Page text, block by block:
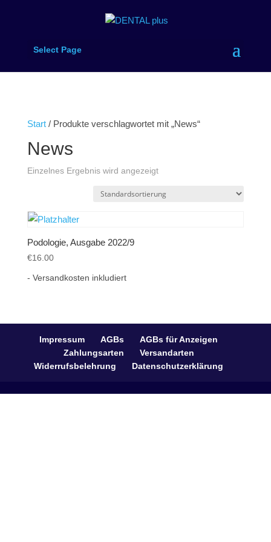
Select Page
Start/ Produkte verschlagwortet mit „News“
News
Einzelnes Ergebnis wird angezeigt
Podologie, Ausgabe 2022/9
€16.00
- Versandkosten inkludiert
Impressum AGBs
AGBs für Anzeigen
Zahlungsarten
Versandarten
Widerrufsbelehrung
Datenschutzerklärung